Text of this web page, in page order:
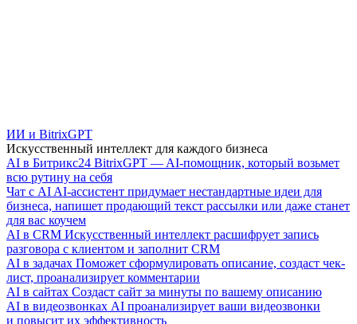
ИИ и BitrixGPT
Искусственный интеллект для каждого бизнеса
AI в Битрикс24 BitrixGPT — AI-помощник, который возьмет
всю рутину на себя
Чат с AI AI-ассистент придумает нестандартные идеи для
бизнеса, напишет продающий текст рассылки или даже станет
для вас коучем
AI в CRM Искусственный интеллект расшифрует запись
разговора с клиентом и заполнит CRM
AI в задачах Поможет сформулировать описание, создаст чек-
лист, проанализирует комментарии
AI в сайтах Создаст сайт за минуты по вашему описанию
AI в видеозвонках AI проанализирует ваши видеозвонки
и повысит их эффективность